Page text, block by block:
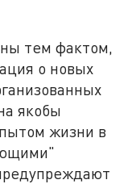
тем фактом,
о новых
якобы
жизни в